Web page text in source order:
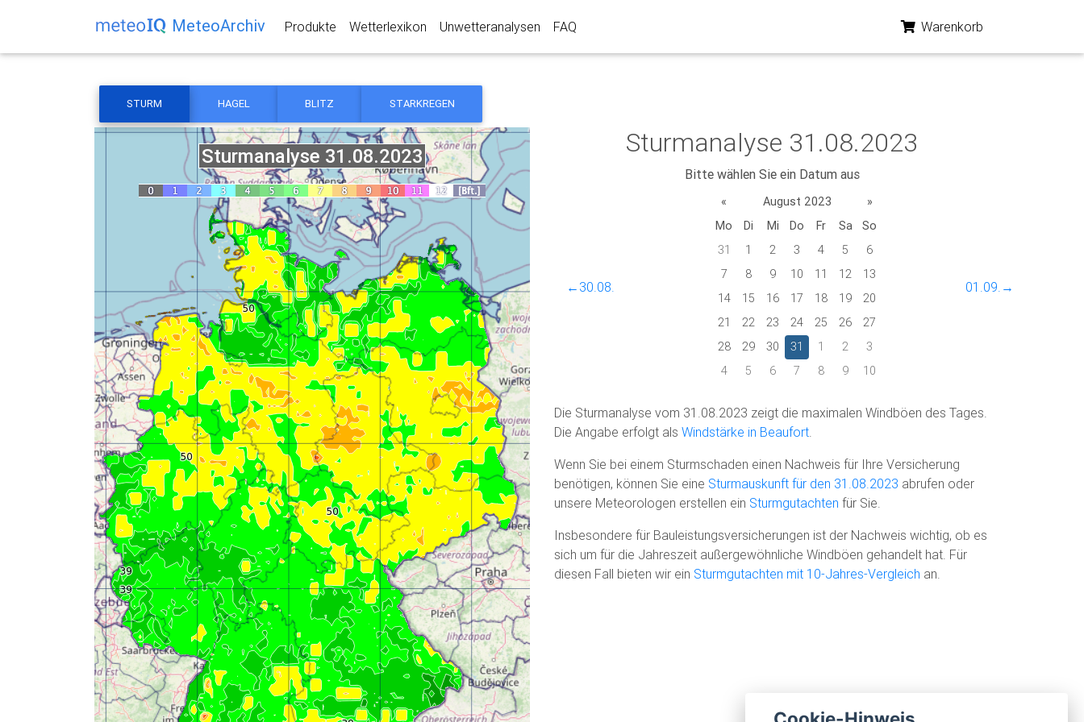
MeteoArchiv Produkte Wetterlexikon Unwetteranalysen FAQ Warenkorb
STURM HAGEL BLITZ STARKREGEN
Sturmanalyse 31.08.2023
Bitte wählen Sie ein Datum aus
←30.08.
« August 2023
»
Mo
Di Mi Do Fr Sa
So
31
1 2 3 4 5
6
7
8 9 10 11 12
13
14
15 16 17 18 19
20
21
22 23 24 25 26
27
28
29 30 31 1 2
3
4
5 6 7 8 9 10
01.09.→
Die Sturmanalyse vom 31.08.2023 zeigt die maximalen Windböen des Tages.
Die Angabe erfolgt als Windstärke in Beaufort
Wenn Sie bei einem Sturmschaden einen Nachweis für Ihre Versicherung
benötigen, können Sie eine Sturmauskunft für den 31.08.2023 abrufen oder
unsere Meteorologen erstellen ein Sturmgutachten für Sie.
Insbesondere für Bauleistungsversicherungen ist der Nachweis wichtig, ob es
sich um für die Jahreszeit außergewöhnliche Windböen gehandelt hat. Für
diesen Fall bieten wir ein Sturmgutachten mit 10-Jahres-Vergleich an.